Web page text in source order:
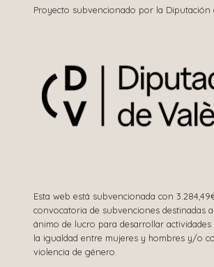
Proyecto subvencionado por la Diputación
Esta web está subvencionada con
convocatoria de subvenciones destinadas
ánimo de lucro para desarrollar
la igualdad entre mujeres y hombres y/o
violencia de género.